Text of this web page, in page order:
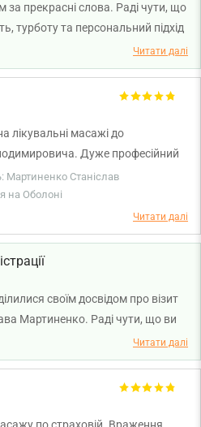
за прекрасні слова. Раді чути, що
турботу та персональний підхід
Мартиненко. Бажаємо вамЧитати далі
лікувальні масажі до
Дуже професійний
Мартиненко Станіслав
на Оболоні
Читати далі
своїм досвідом про візит
Мартиненко. Раді чути, що ви
якістю масажу та рівнем
Бажаємо вам міцного
Читати далі